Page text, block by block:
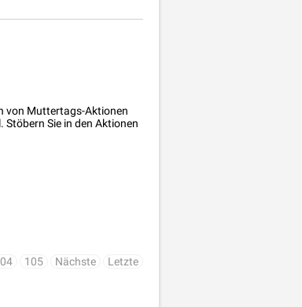
von Muttertags-Aktionen
Sie in den Aktionen
105 Nächste Letzte